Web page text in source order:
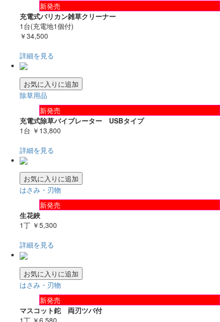
新発売
充電式バリカン雑草クリーナー
1台(充電地1個付)
￥34,500
詳細を見る
お気に入りに追加
除草用品
新発売
充電式除草バイブレーター USBタイプ
1台 ￥13,800
詳細を見る
お気に入りに追加
はさみ・刃物
新発売
生花鋏
1丁 ￥5,300
詳細を見る
お気に入りに追加
はさみ・刃物
新発売
マスコット鉈 両刃ツバ付
1丁 ￥6,580